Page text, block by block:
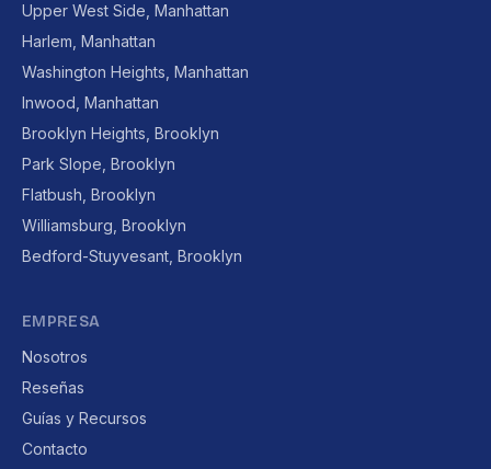
Upper West Side, Manhattan
Harlem, Manhattan
Washington Heights, Manhattan
Inwood, Manhattan
Brooklyn Heights, Brooklyn
Park Slope, Brooklyn
Flatbush, Brooklyn
Williamsburg, Brooklyn
Bedford-Stuyvesant, Brooklyn
EMPRESA
Nosotros
Reseñas
Guías y Recursos
Contacto